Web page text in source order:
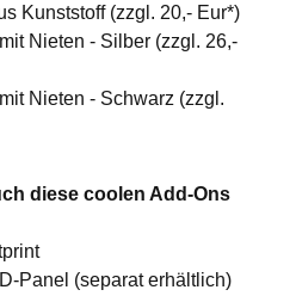
Kunststoff (zzgl. 20,- Eur*)
Nieten - Silber (zzgl. 26,-
Nieten - Schwarz (zzgl.
diese coolen Add-Ons
Panel (separat erhältlich)